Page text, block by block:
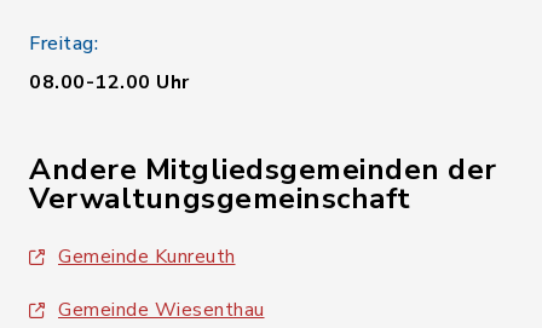
Freitag:
08.00-12.00 Uhr
Andere Mitgliedsgemeinden der
Verwaltungsgemeinschaft
Gemeinde Kunreuth
Gemeinde Wiesenthau